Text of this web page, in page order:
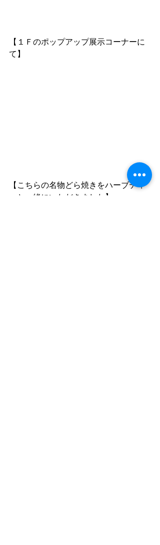
【１Ｆのポップアップ展示コーナーに
て】
【こちらの名物どら焼きをハーブティ
ーと一緒にいただきました】